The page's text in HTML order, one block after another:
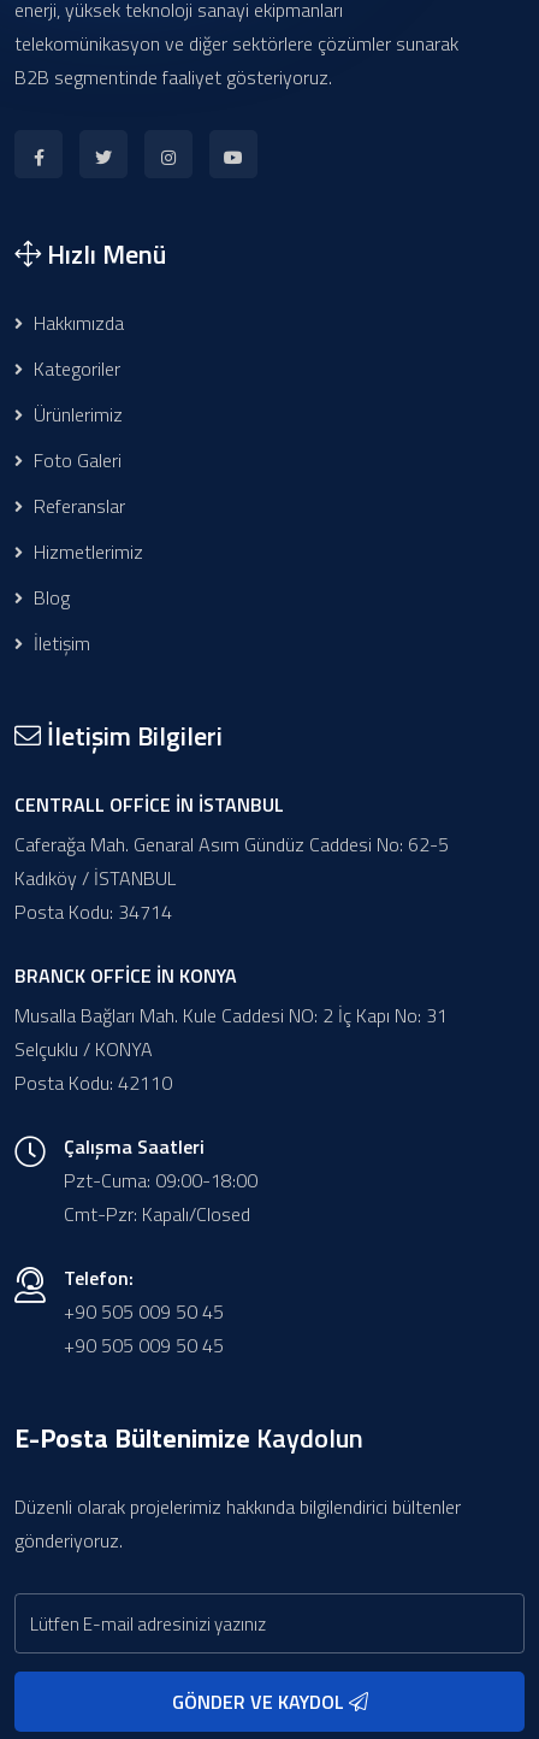
enerji, yüksek teknoloji sanayi ekipmanları
telekomünikasyon ve diğer sektörlere çözümler sunarak
B2B segmentinde faaliyet gösteriyoruz.
Hızlı Menü
Hakkımızda
Kategoriler
Ürünlerimiz
Foto Galeri
Referanslar
Hizmetlerimiz
Blog
İletişim
İletişim Bilgileri
CENTRALL OFFİCE İN İSTANBUL
Caferağa Mah. Genaral Asım Gündüz Caddesi No: 62-5
Kadıköy / İSTANBUL
Posta Kodu: 34714
BRANCK OFFİCE İN KONYA
Musalla Bağları Mah. Kule Caddesi NO: 2 İç Kapı No: 31
Selçuklu / KONYA
Posta Kodu: 42110
Çalışma Saatleri
Pzt-Cuma: 09:00-18:00
Cmt-Pzr: Kapalı/Closed
Telefon:
+90 505 009 50 45
+90 505 009 50 45
E-Posta Bültenimize Kaydolun
Düzenli olarak projelerimiz hakkında bilgilendirici bültenler
gönderiyoruz.
GÖNDER VE KAYDOL